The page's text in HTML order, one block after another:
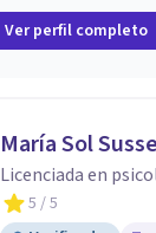
Ver perfil completo
María Sol Susse
Licenciada en
5 / 5